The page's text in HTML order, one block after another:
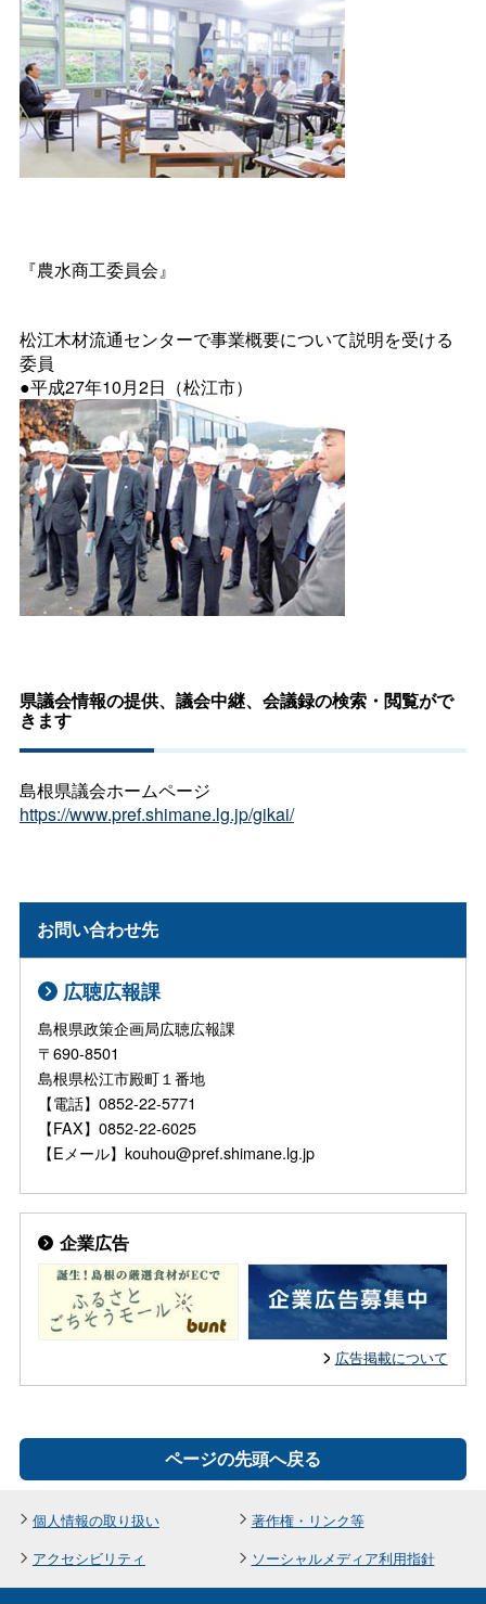
『農水商工委員会』
松江木材流通センターで事業概要について説明を受ける
委員
●平成27年10月2日（松江市）
県議会情報の提供、議会中継、会議録の検索・閲覧がで
きます
島根県議会ホームページ
https://www.pref.shimane.lg.jp/gikai/
お問い合わせ先
広聴広報課
島根県政策企画局広聴広報課
〒690-8501
島根県松江市殿町１番地
【電話】0852-22-5771
【FAX】0852-22-6025
【Eメール】kouhou@pref.shimane.lg.jp
企業広告
広告掲載について
ページの先頭へ戻る
個人情報の取り扱い
著作権・リンク等
アクセシビリティ
ソーシャルメディア利用指針